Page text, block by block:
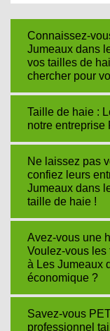
Connaissez-
Jumeaux dans
vos tailles de
chercher pour
Taille de haie :
notre entreprise
Ne laissez pas
confiez leurs
Jumeaux dans
taille de haie !
Avez-vous une
Voulez-vous les
à Les Jumeaux
économique ?
Savez-vous
professionnel